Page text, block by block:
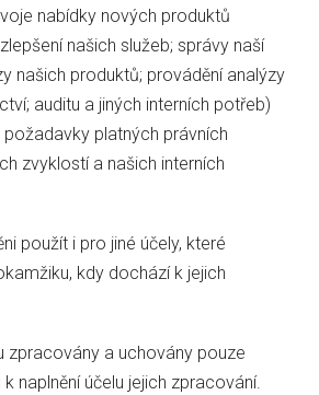
nabídky nových produktů
našich služeb; správy naší
našich produktů; provádění analýzy
auditu a jiných interních potřeb)
požadavky platných právních
zvyklostí a našich interních
použít i pro jiné účely, které
kdy dochází k jejich
zpracovány a uchovány pouze
naplnění účelu jejich zpracování.